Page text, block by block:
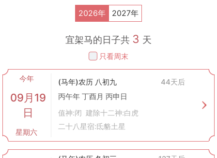
：在其他情况下，“架马”可能是指旅行或出远门的好日
：也有时候，“架马”被用来形容开张大吉的日子，特别是
3. 如何判断是否为“架马”的好日子
传统上，人们会参考老黄历上的标注来决定哪一天是适合“架马”的
日子。具体方法如下：
查看老黄历上的每日宜忌栏目，如果某天被标注为宜动土、宜出行
或宜开业，则可能是适合“架马”的日子。
结合“建除十二神”等择日理论，选择与活动性质相匹配的吉日。例
如，如果是为了动土建造，则应该选择有利于建设的吉日；如果是
为了出行，则应挑选适合远行的良辰吉日。
考虑个人八字命理与该日的五行生克关系，确保两者之间没有冲
突，从而达到趋吉避凶的效果。
2026年 2027年
宜架马的日子共 3 天
只看周末
今年
09月19
日
星期六
(马年)农历 八初九
44天后
丙午年 丁酉月 丙申日
值神:闭 建除十二神:白虎
二十八星宿:氐貉土星